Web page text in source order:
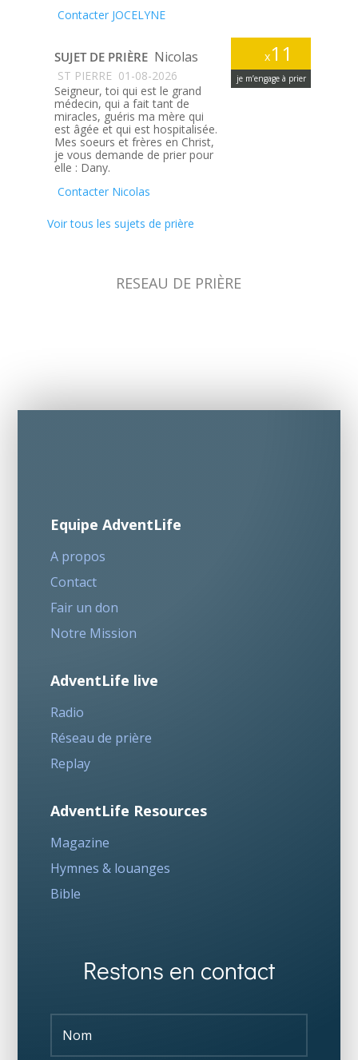
Contacter JOCELYNE
x11
je m’engage à prier
SUJET DE PRIÈRE Nicolas
ST PIERRE 01-08-2026
Seigneur, toi qui est le grand
médecin, qui a fait tant de
miracles, guéris ma mère qui
est âgée et qui est hospitalisée.
Mes soeurs et frères en Christ,
je vous demande de prier pour
elle : Dany.
Contacter Nicolas
Voir tous les sujets de prière
RESEAU DE PRIÈRE
Equipe AdventLife
A propos
Contact
Fair un don
Notre Mission
AdventLife live
Radio
Réseau de prière
Replay
AdventLife Resources
Magazine
Hymnes & louanges
Bible
Restons en contact